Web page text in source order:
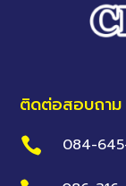
ติดต่อสอบถาม
 084-